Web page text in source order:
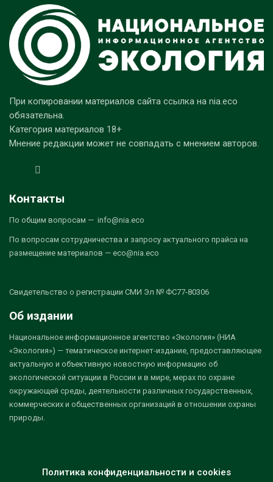
При копировании материалов сайта ссылка на nia.eco
обязательна.
Категория материалов 18+
Мнение редакции может не совпадать с мнением авторов.
Контакты
По общим вопросам — info@nia.eco
По вопросам сотрудничества и запросу актуального прайса на
размещение материалов — eco@nia.eco
Свидетельство о регистрации СМИ Эл № ФС77-80306
Об издании
Национальное информационное агентство «Экология» (НИА
«Экология») — тематическое интернет-издание, предоставляющее
актуальную и объективную новостную информацию об
экологической ситуации в России и в мире, мерах по охране
окружающей среды, деятельности различных государственных,
коммерческих и общественных организаций в отношении охраны
природы.
Политика конфиденциальности и cookies